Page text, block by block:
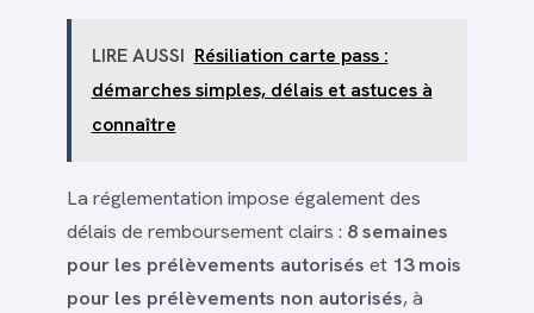
LIRE AUSSI Résiliation carte pass :
démarches simples, délais et astuces à
connaître
La réglementation impose également des
délais de remboursement clairs : 8 semaines
pour les prélèvements autorisés et 13 mois
pour les prélèvements non autorisés, à